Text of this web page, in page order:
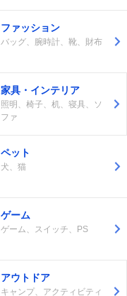
ファッション
バッグ、腕時計、靴、財布
家具・インテリア
照明、椅子、机、寝具、ソ
ファ
ペット
犬、猫
ゲーム
ゲーム、スイッチ、PS
アウトドア
キャンプ、アクティビティ